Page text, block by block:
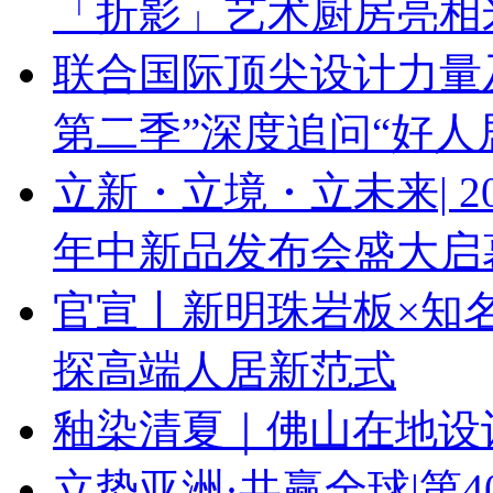
「折影」艺术厨房亮
联合国际顶尖设计力
第二季”深度追问“好人
立新・立境・立未来|
年中新品发布会盛大启
官宣丨新明珠岩板×知
探高端人居新范式
釉染清夏｜佛山在地